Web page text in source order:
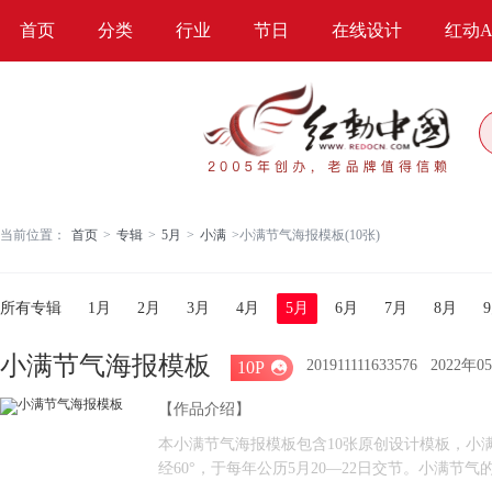
首页 分类 行业 节日 在线设计 红动
当前位置： 首页 > 专辑 > 5月 > 小满 >小满节气海报模板(10张)
所有专辑 1月 2月 3月 4月 5月 6月 7月 8月
小满节气海报模板 10P  201911111633576 2022年
【作品介绍】
本小满节气海报模板包含10张原创设计模板，小
经60°，于每年公历5月20—22日交节。小满节气